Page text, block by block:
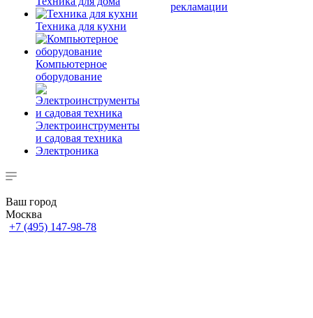
Техника для кухни
Компьютерное
оборудование
Электроинструменты
и садовая техника
Электроника
рекламации
Ваш город
Москва
+7 (495) 147-98-78